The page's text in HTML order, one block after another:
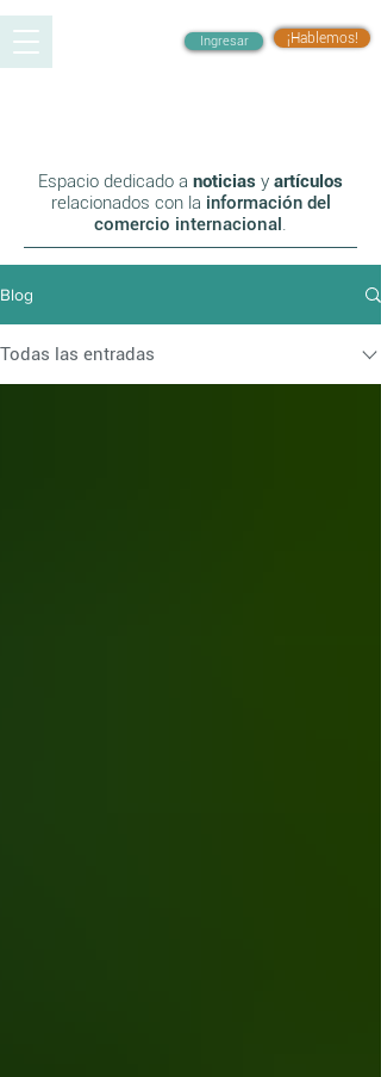
¡Hablemos!
Ingresar
Espacio dedicado a noticias y artículos
relacionados con la información del
comercio internacional.
Blog
Todas las entradas